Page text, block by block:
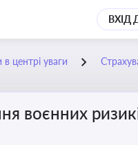
ВХІД
в центрі уваги
воєнних